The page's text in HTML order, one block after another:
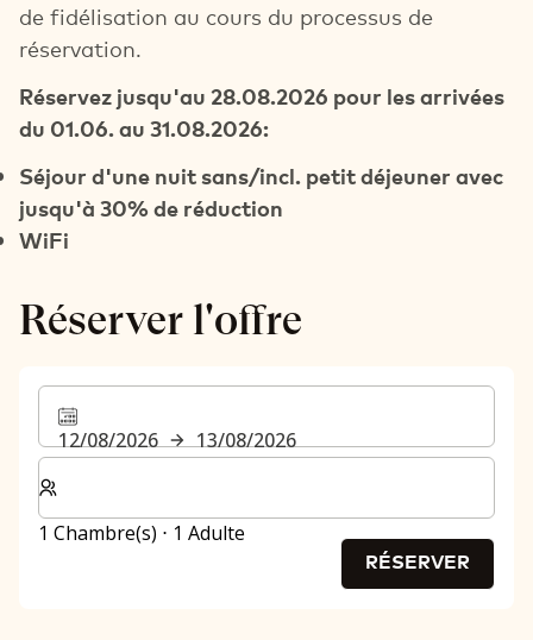
de fidélisation au cours du processus de
réservation.
Réservez jusqu'au 28.08.2026 pour les arrivées
du 01.06. au 31.08.2026:
Séjour d'une nuit sans/incl. petit déjeuner avec
jusqu'à 30% de réduction
WiFi
Réserver l'offre
12/08/2026
13/08/2026
Sélectionnez le nombre de chambres et d'invités pour
1 Chambre(s) ⋅ 1 Adulte
RÉSERVER